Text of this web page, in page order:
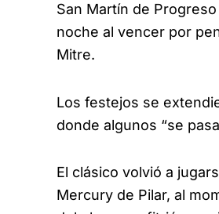
San Martín de
noche al vencer por
Mitre.
Los festejos se
donde algunos “se
El clásico volvió a
Mercury de Pilar, al